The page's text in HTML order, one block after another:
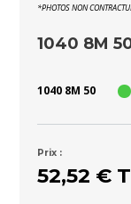
*PHOTOS NON
1040 8M
1040 8M 50
Prix :
52,52 €